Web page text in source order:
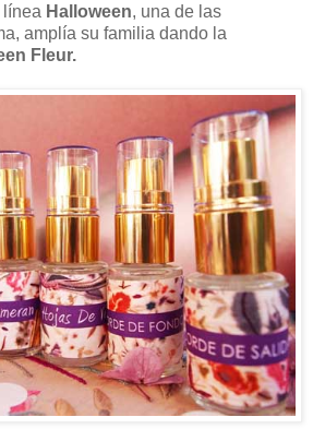
línea Halloween, una de las
amplía su familia dando la
Fleur.